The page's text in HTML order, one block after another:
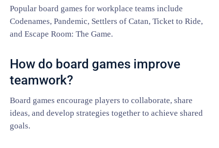
Popular board games for workplace teams include
Codenames, Pandemic, Settlers of Catan, Ticket to Ride,
and Escape Room: The Game.
How do board games improve
teamwork?
Board games encourage players to collaborate, share
ideas, and develop strategies together to achieve shared
goals.